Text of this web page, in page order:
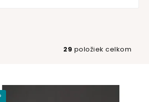
29 položiek celkom